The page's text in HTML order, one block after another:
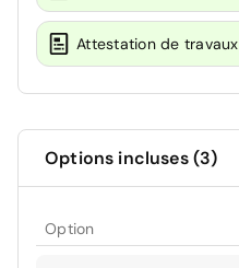
Attestation de travaux
Options incluses (3)
Option